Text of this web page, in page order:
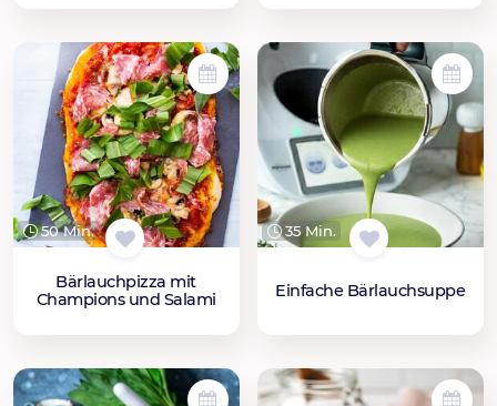
50 Min.
Bärlauchpizza mit
Champions und Salami
35 Min.
Einfache Bärlauchsuppe